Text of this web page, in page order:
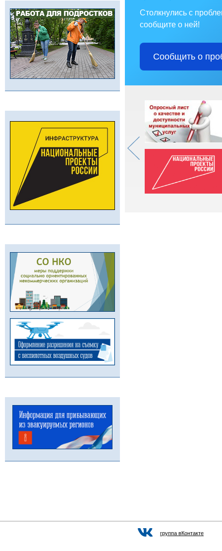
Столкнулись с
сообщите о ней!
Сообщить о
группа вКонтакте